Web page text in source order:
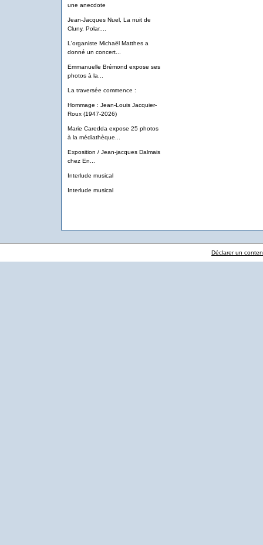
une anecdote
Jean-Jacques Nuel, La nuit de
Cluny. Polar....
L'organiste Michaël Matthes a
donné un concert...
Emmanuelle Brémond expose ses
photos à la...
La traversée commence :
Hommage : Jean-Louis Jacquier-
Roux (1947-2026)
Marie Caredda expose 25 photos
à la médiathèque...
Exposition / Jean-jacques Dalmais
chez En...
Interlude musical
Interlude musical
Déclarer un